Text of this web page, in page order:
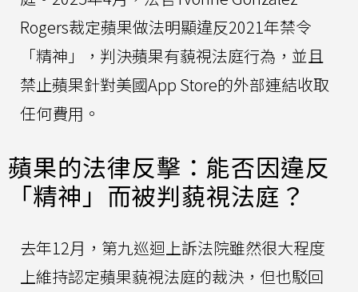
Rogers裁定蘋果做法明顯違反2021年禁令
「精神」，判決蘋果有藐視法庭行為，並且
禁止蘋果針對美國App Store的外部連結收取
任何費用。
蘋果的法律反擊：能否因違反
「精神」而被判藐視法庭？
去年12月，第九巡迴上訴法院雖然很大程度
上維持認定蘋果藐視法庭的裁決，但也駁回